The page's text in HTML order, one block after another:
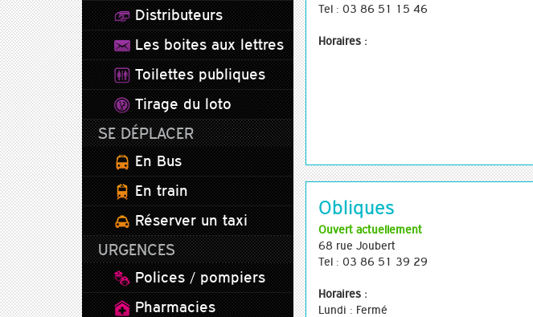
Distributeurs
Les boites aux lettres
Toilettes publiques
Tirage du loto
SE DÉPLACER
En Bus
En train
Réserver un taxi
URGENCES
Polices / pompiers
Pharmacies
Tel : 03 86 51 15 46
Horaires :
Obliques
Ouvert actuellement
68 rue Joubert
Tel : 03 86 51 39 29
Horaires :
Lundi : Fermé